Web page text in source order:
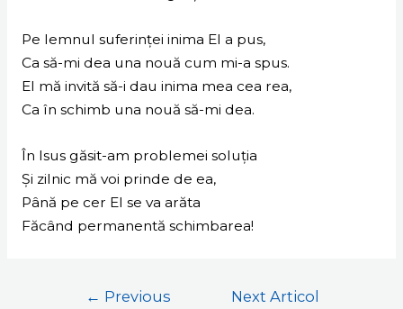
Pe lemnul suferinței inima El a pus,
Ca să-mi dea una nouă cum mi-a spus.
El mă invită să-i dau inima mea cea rea,
Ca în schimb una nouă să-mi dea.
În Isus găsit-am problemei soluția
Și zilnic mă voi prinde de ea,
Până pe cer El se va arăta
Făcând permanentă schimbarea!
← Previous
Next Articol